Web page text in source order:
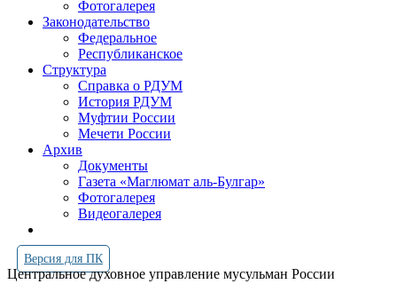
Фотогалерея
Законодательство
Федеральное
Республиканское
Структура
Справка о РДУМ
История РДУМ
Муфтии России
Мечети России
Архив
Документы
Газета «Маглюмат аль-Булгар»
Фотогалерея
Видеогалерея
Версия для ПК
Центральное духовное управление мусульман России